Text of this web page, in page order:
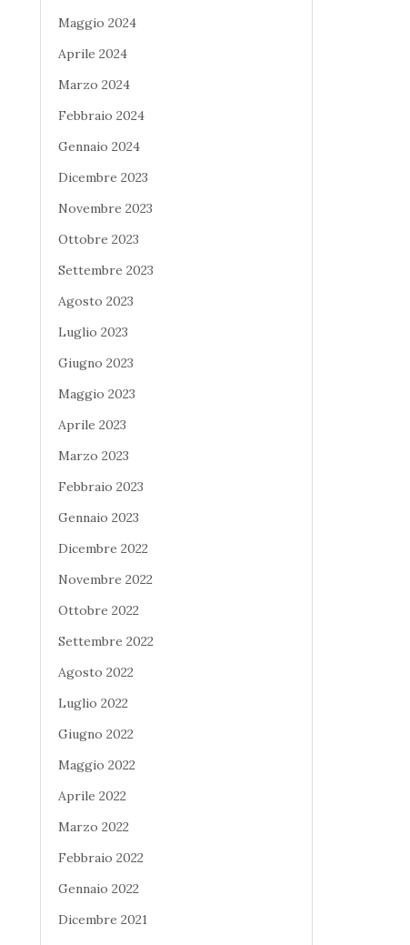
Maggio 2024
Aprile 2024
Marzo 2024
Febbraio 2024
Gennaio 2024
Dicembre 2023
Novembre 2023
Ottobre 2023
Settembre 2023
Agosto 2023
Luglio 2023
Giugno 2023
Maggio 2023
Aprile 2023
Marzo 2023
Febbraio 2023
Gennaio 2023
Dicembre 2022
Novembre 2022
Ottobre 2022
Settembre 2022
Agosto 2022
Luglio 2022
Giugno 2022
Maggio 2022
Aprile 2022
Marzo 2022
Febbraio 2022
Gennaio 2022
Dicembre 2021